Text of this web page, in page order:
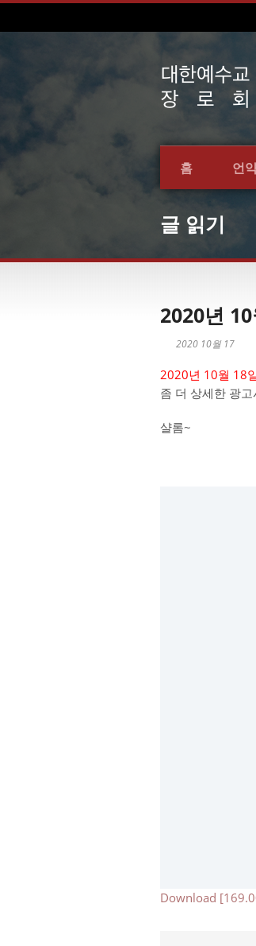
홈 언
글 읽기
2020년
2020 10월 17
2020년 10월 18
좀 더 상세한 광
샬롬~
Download